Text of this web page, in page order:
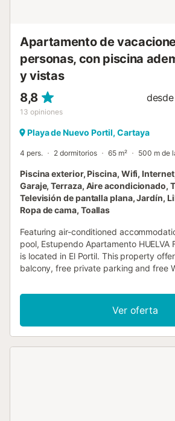
Apartamento de
personas, con piscina
y vistas
8,8
13 opiniones
desde
Playa de Nuevo Portil, Cartaya
4 pers. 2 dormitorios 65 m² 500 m de
Piscina exterior, Piscina, Wifi,
Garaje, Terraza, Aire acondicionado,
Televisión de pantalla plana, Jardín,
Ropa de cama, Toallas
Featuring air-conditioned
pool, Estupendo Apartamento HUELVA
is located in El Portil. This property
balcony, free private parking and free
Ver oferta